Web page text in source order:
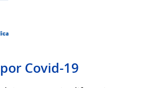
Covid-19